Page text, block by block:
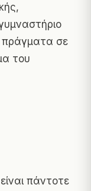
πράγματα σε
του
πάντοτε